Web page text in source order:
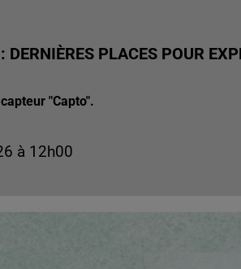
DERNIÈRES PLACES POUR
"Capto".
à 12h00